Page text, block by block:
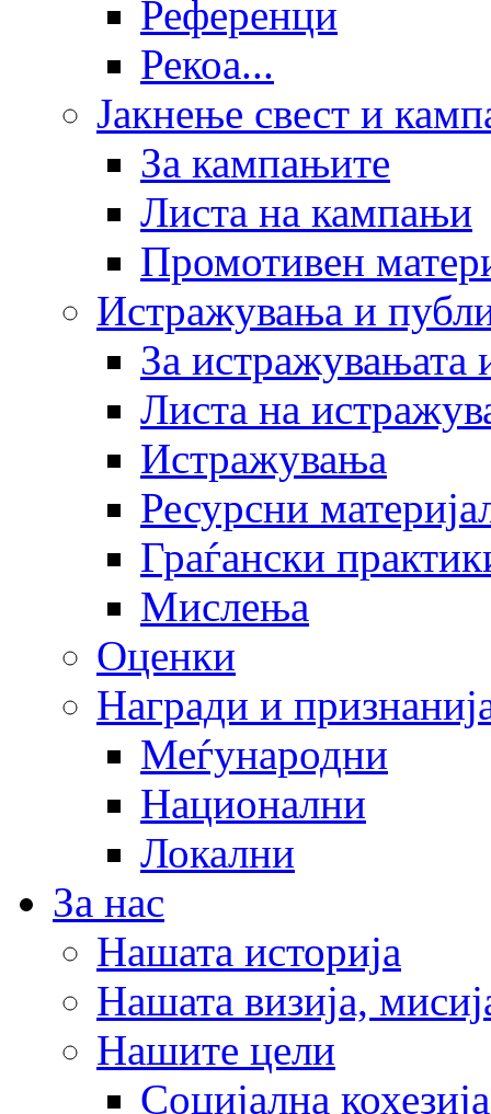
Референци
Рекоа...
Јакнење свест и
За кампањите
Листа на кампањи
Промотивен
Истражувања и
За истражувањата
Листа на
Истражувања
Ресурсни
Граѓански
Мислења
Оценки
Награди и
Меѓународни
Национални
Локални
За нас
Нашата историја
Нашата визија,
Нашите цели
Социјална кохезија